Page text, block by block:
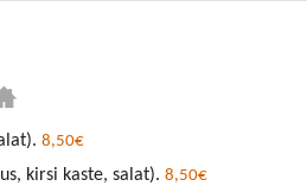
8,50€
kirsi kaste, salat). 8,50€